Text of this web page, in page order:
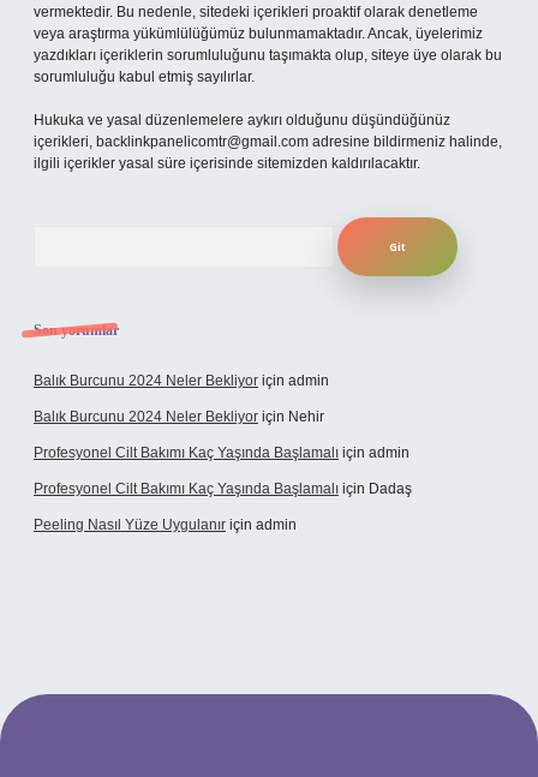
vermektedir. Bu nedenle, sitedeki içerikleri proaktif olarak denetleme
veya araştırma yükümlülüğümüz bulunmamaktadır. Ancak, üyelerimiz
yazdıkları içeriklerin sorumluluğunu taşımakta olup, siteye üye olarak bu
sorumluluğu kabul etmiş sayılırlar.
Hukuka ve yasal düzenlemelere aykırı olduğunu düşündüğünüz
içerikleri, backlinkpanelicomtr@gmail.com adresine bildirmeniz halinde,
ilgili içerikler yasal süre içerisinde sitemizden kaldırılacaktır.
Son yorumlar
Balık Burcunu 2024 Neler Bekliyor için admin
Balık Burcunu 2024 Neler Bekliyor için Nehir
Profesyonel Cilt Bakımı Kaç Yaşında Başlamalı için admin
Profesyonel Cilt Bakımı Kaç Yaşında Başlamalı için Dadaş
Peeling Nasıl Yüze Uygulanır için admin